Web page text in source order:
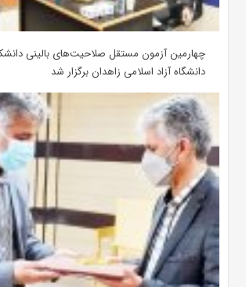
چهارمین آزمون مستقل صلاحیت‌های بالینی
دانشگاه آزاد اسلامی زاهدان برگزار شد